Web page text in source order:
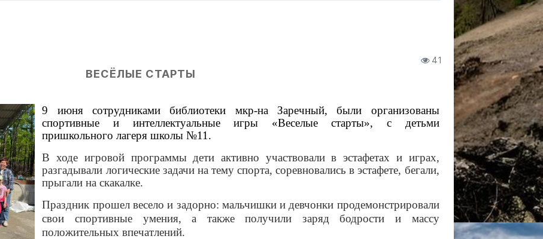
41
ВЕСЁЛЫЕ СТАРТЫ
9 июня сотрудниками библиотеки мкр-на Заречный, были организованы
спортивные и интеллектуальные игры «Веселые старты», с детьми
пришкольного лагеря школы №11.
В ходе игровой программы дети активно участвовали в эстафетах и играх,
разгадывали логические задачи на тему спорта, соревновались в эстафете, бегали,
прыгали на скакалке.
Праздник прошел весело и задорно: мальчишки и девчонки продемонстрировали
свои спортивные умения, а также получили заряд бодрости и массу
положительных впечатлений.